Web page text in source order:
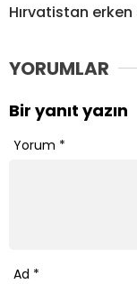
Hırvatistan
YORUMLAR
Bir yanıt yazın
Yorum *
Ad *